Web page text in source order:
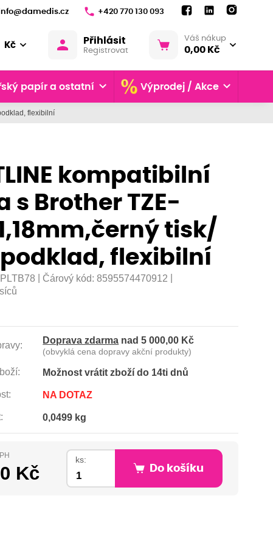
+420 770 130 093
Kč Přihlásit
Registrovat
Váš nákup
0,00 Kč
papír a ostatní Výprodej / Akce
flexibilní
kompatibilní
s Brother TZE-
tisk/
flexibilní
PLTB78 Čárový kód: 8595574470912
Doprava zdarma nad 5 000,00 Kč
(obvyklá cena dopravy akční produkty)
Možnost vrátit zboží do 14ti dnů
NA DOTAZ
0,0499 kg
Kč
ks:
Do košíku